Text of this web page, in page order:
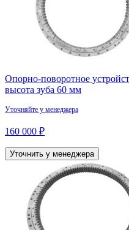
Опорно-поворотное
высота зуба 60 мм
Уточняйте у менеджера
160 000 ₽
Уточнить у менеджера